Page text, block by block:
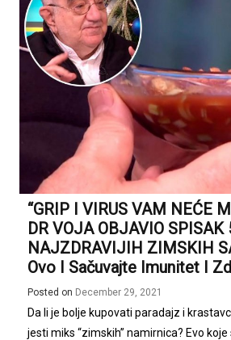
“GRIP I VIRUS VAM NEĆE
DR VOJA OBJAVIO SPISAK
NAJZDRAVIJIH ZIMSKIH
Ovo I Sačuvajte Imunitet I
Posted on December 29, 2021
Da li je bolje kupovati paradajz i
jesti miks “zimskih” namirnica? Evo